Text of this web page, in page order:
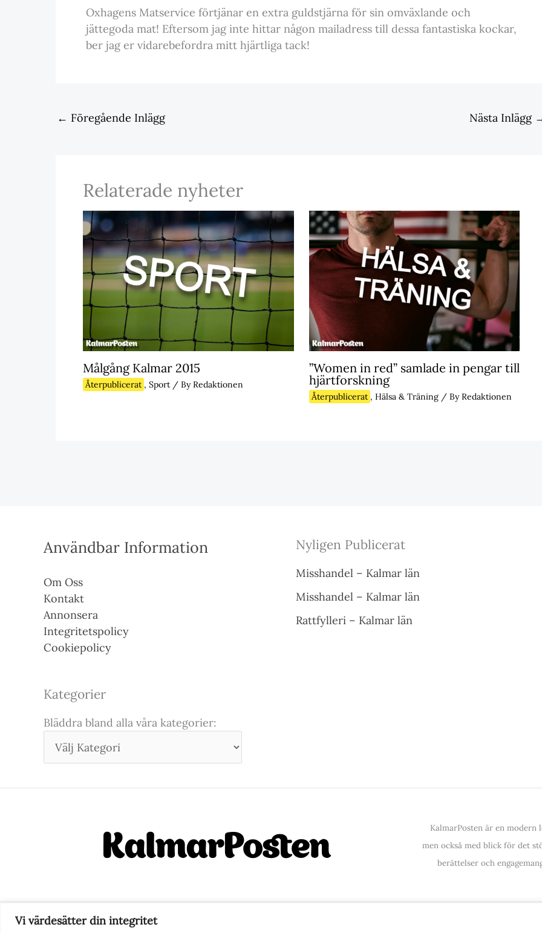
Vi värdesätter din integritet
Oxhagens Matservice förtjänar en extra guldstjärna för sin omväxlande och
jättegoda mat! Eftersom jag inte hittar någon mailadress till dessa fantastiska kockar,
ber jag er vidarebefordra mitt hjärtliga tack!
← Föregående Inlägg Nästa Inlägg
Relaterade nyheter
Målgång Kalmar 2015
Återpublicerat , Sport / ByRedaktionen
”Women in red” samlade in pengar till
hjärtforskning
Återpublicerat , Hälsa & Träning/ ByRedaktionen
Användbar Information
Om Oss
Kontakt
Annonsera
Integritetspolicy
Cookiepolicy
Kategorier
Bläddra bland alla våra kategorier:
Nyligen Publicerat
Misshandel – Kalmar län
Misshandel – Kalmar län
Rattfylleri – Kalmar län
KalmarPosten är en modern
men också med blick för det
berättelser och